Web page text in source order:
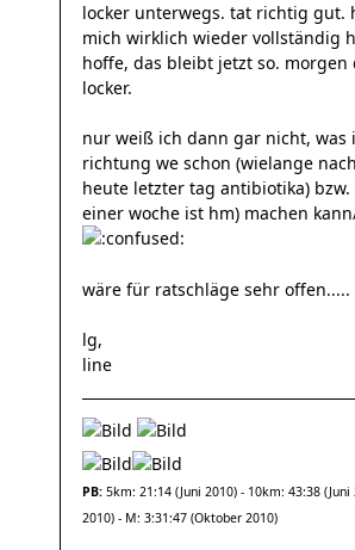
locker unterwegs. tat richtig gut.
mich wirklich wieder vollständig
hoffe, das bleibt jetzt so. morgen
locker.
nur weiß ich dann gar nicht, was
richtung we schon (wielange
heute letzter tag antibiotika) bzw.
einer woche ist hm) machen
wäre für ratschläge sehr offen.....
lg,
line
PB: 5km: 21:14 (Juni 2010) - 10km: 43:38
2010) - M: 3:31:47 (Oktober 2010)